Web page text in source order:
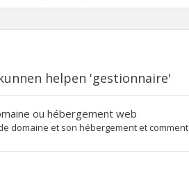
helpen 'gestionnaire'
ou hébergement web
domaine et son hébergement et